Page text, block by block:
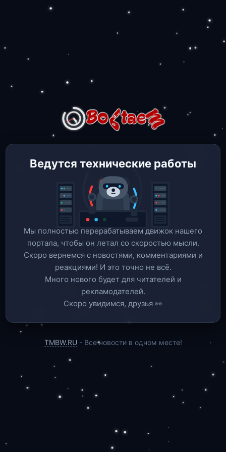
Ведутся технические работы
Мы полностью перерабатываем движок нашего
портала, чтобы он летал со скоростью мысли.
Скоро вернемся c новостями, комментариями и
реакциями! И это точно не всё.
Много нового будет для читателей и
рекламодателей.
Скоро увидимся, друзья 👀
TMBW.RU - Все новости в одном месте!